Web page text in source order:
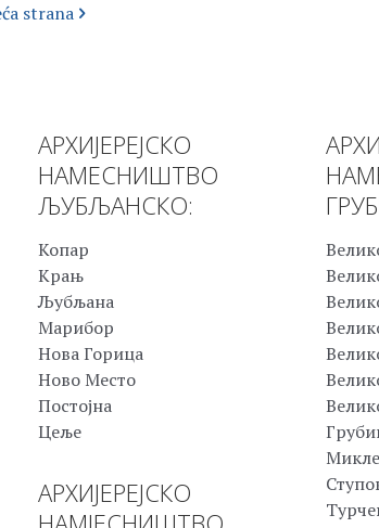
strana
АРХИЈЕРЕЈСКО
НАМЕСНИШТВО
ЉУБЉАНСКО:
Копар
Крањ
Љубљана
Марибор
Нова Горица
Ново Место
Постојна
Цеље
АРХИЈЕРЕЈСКО